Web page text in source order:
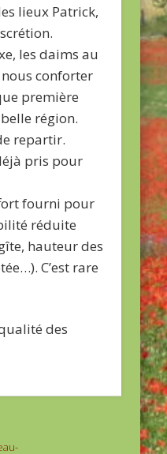
lieux Patrick,
les daims au
conforter
première
région.
repartir.
pris pour
fourni pour
réduite
hauteur des
C’est rare
des